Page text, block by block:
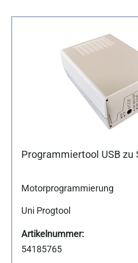
Programmiertool USB zu
Motorprogrammierung
Uni Progtool
54185765